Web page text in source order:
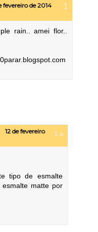
fevereiro de 2014
rain.. amei flor..
12 de fevereiro
tipo de esmalte
matte por